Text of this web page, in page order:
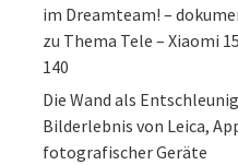
im Dreamteam! –
zu Thema Tele – Xiaomi
140
Die Wand als
Bilderlebnis von Leica,
fotografischer Geräte